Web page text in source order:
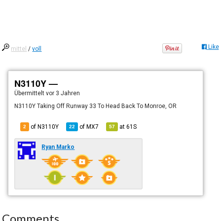
mittel /voll Like
N3110Y —
Übermitteltvor 3 Jahren
N3110Y Taking Off Runway 33 To Head Back To Monroe, OR
2 of N3110Y 22 ofMX7 57 at61S
Ryan Marko